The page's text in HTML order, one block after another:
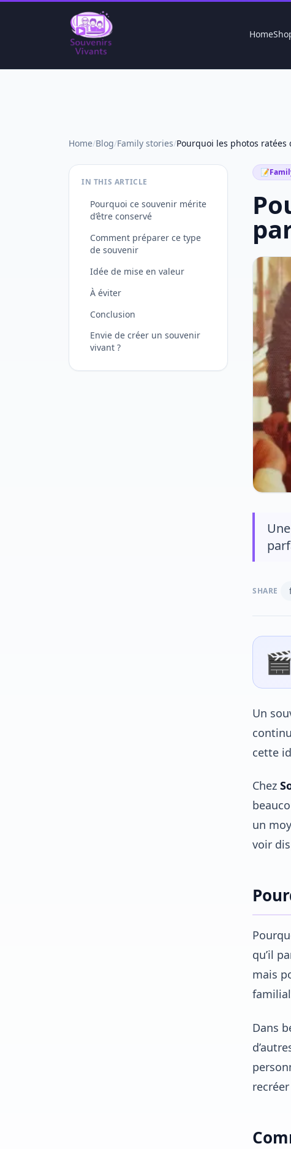
Home
Home/Blog/Family stories/
IN THIS ARTICLE
Pourquoi ce souvenir mérite
d’être conservé
Comment préparer ce type
de souvenir
Idée de mise en valeur
À éviter
Conclusion
Envie de créer un souvenir
vivant ?
📝
SHARE
🎬
Un
cette
Chez
un
voir
qu’il
mais
Dans